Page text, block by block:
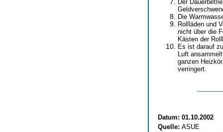
Der
Die
Rollläden und
nicht über die
Kästen der
Es ist darauf
Luft
ganzen
verringert.
Datum: 01.10.2002
Quelle: ASUE